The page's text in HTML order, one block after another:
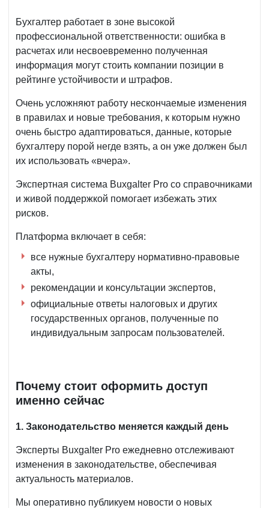
Бухгалтер работает в зоне высокой
профессиональной ответственности: ошибка в
расчетах или несвоевременно полученная
информация могут стоить компании позиции в
рейтинге устойчивости и штрафов.
Очень усложняют работу нескончаемые изменения
в правилах и новые требования, к которым нужно
очень быстро адаптироваться, данные, которые
бухгалтеру порой негде взять, а он уже должен был
их использовать «вчера».
Экспертная система Buxgalter Pro со справочниками
и живой поддержкой помогает избежать этих
рисков.
Платформа включает в себя:
все нужные бухгалтеру нормативно-правовые
акты,
рекомендации и консультации экспертов,
официальные ответы налоговых и других
государственных органов, полученные по
индивидуальным запросам пользователей.
Почему стоит оформить доступ
именно сейчас
1. Законодательство меняется каждый день
Эксперты Buxgalter Pro ежедневно отслеживают
изменения в законодательстве, обеспечивая
актуальность материалов.
Мы оперативно публикуем новости о новых